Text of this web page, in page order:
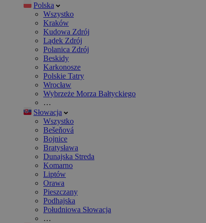
Polska
Wszystko
Kraków
Kudowa Zdrój
Lądek Zdrój
Polanica Zdrój
Beskidy
Karkonosze
Polskie Tatry
Wrocław
Wybrzeże Morza Bałtyckiego
…
Słowacja
Wszystko
Bešeňová
Bojnice
Bratysława
Dunajska Streda
Komarno
Liptów
Orawa
Pieszczany
Podhajska
Południowa Słowacja
…